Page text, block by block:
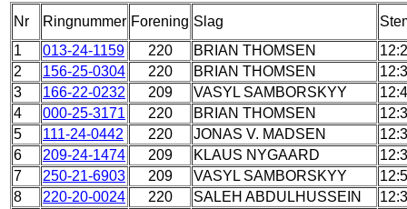
Nr Ringnummer Forening Slag
1
013-24-1159 220 BRIAN THOMSEN
2
156-25-0304 220 BRIAN THOMSEN
3
166-22-0232 209 VASYL SAMBORSKYY
4
000-25-3171 220 BRIAN THOMSEN
5
111-24-0442 220 JONAS V. MADSEN
6
209-24-1474 209 KLAUS NYGAARD
7
250-21-6903 209 VASYL SAMBORSKYY
8
220-20-0024 220 SALEH ABDULHUSSEIN